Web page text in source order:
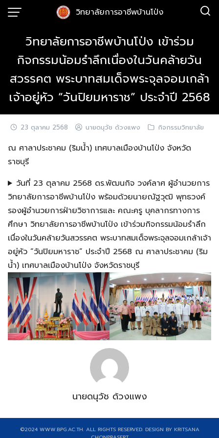
Skip
วิทยาลัยการอาชีพบ้านโป่ง
Search
for:
Search
วิทยาลัยการอาชีพบ้านโป่ง เข้าร่วม
กิจกรรมน้อมรำลึกเนื่องในวันคล้ายวัน
สวรรคต พระบาทสมเด็จพระจุลจอมเกล้า
เจ้าอยู่หัว “วันปิยมหาราช” ประจำปี 2568
23 ตุลาคม 2568 นายดนุวัช ด้วงแพง กิจกรรมวิทยาลัย
ณ ศาลาประชาคม (ริมน้ำ) เทศบาลเมืองบ้านโป่ง จังหวัด
ราชบุรี
วันที่ 23 ตุลาคม 2568 ดร.พัฒนกิจ วงค์ลาศ ผู้อำนวยการ
วิทยาลัยการอาชีพบ้านโป่ง พร้อมด้วยนายณัฐวุฒิ พุทธวงค์
รองผู้อำนวยการฝ่ายวิชาการและ คณะครู บุคลากรทางการ
ศึกษา วิทยาลัยการอาชีพบ้านโป่ง เข้าร่วมกิจกรรมน้อมรำลึก
เนื่องในวันคล้ายวันสวรรคต พระบาทสมเด็จพระจุลจอมเกล้าเจ้า
อยู่หัว “วันปิยมหาราช” ประจำปี 2568 ณ ศาลาประชาคม (ริม
น้ำ) เทศบาลเมืองบ้านโป่ง จังหวัดราชบุรี
นายดนุวัช ด้วงแพง
©2024 WWW.BPG.AC.TH. ALL RIGHTS RESERVED. DESIGN BY KRITSANA